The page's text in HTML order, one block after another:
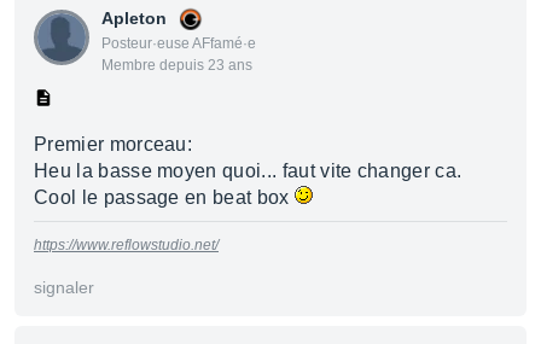
Apleton
Posteur·euse AFfamé·e
Membre depuis 23 ans
Premier morceau:
Heu la basse moyen quoi... faut vite changer ca.
Cool le passage en beat box
https://www.reflowstudio.net/
signaler